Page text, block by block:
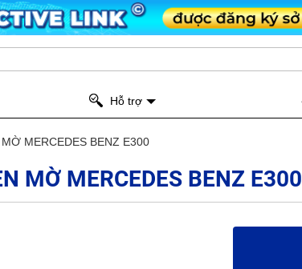
Hỗ trợ
MERCEDES BENZ E300
MỜ MERCEDES BENZ E300